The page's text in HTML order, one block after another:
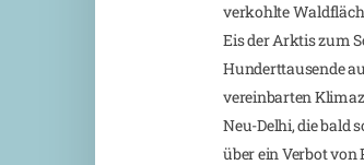
verkohlte
Eis der Arktis zum
Hunderttausende
vereinbarten
Neu-Delhi, die bald
über ein Verbot